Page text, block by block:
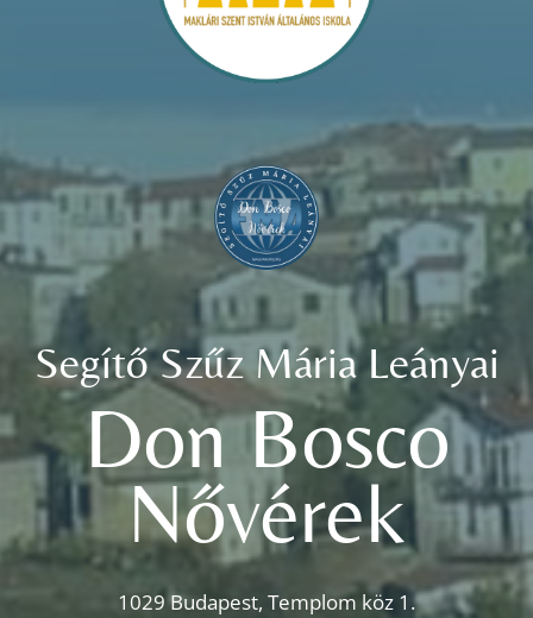
Segítő Szűz Mária Leányai
Don Bosco
Nővérek
1029 Budapest, Templom köz 1.